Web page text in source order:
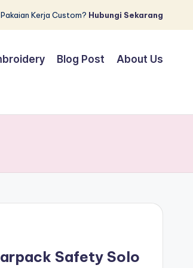
Kerja Custom? Hubungi Sekarang
Blog Post About Us
Safety Solo